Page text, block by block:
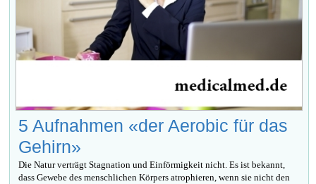
5 Aufnahmen «der Aerobic für das
Gehirn»
Die Natur verträgt Stagnation und Einförmigkeit nicht. Es ist bekannt,
dass Gewebe des menschlichen Körpers atrophieren, wenn sie nicht den